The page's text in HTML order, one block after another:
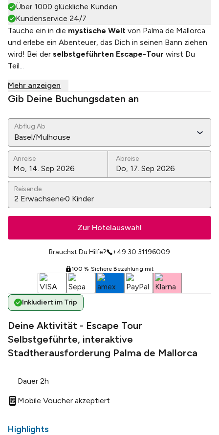
Über 1000 glückliche Kunden
Kundenservice 24/7
Tauche ein in die mystische Welt von Palma de Mallorca
und erlebe ein Abenteuer, das Dich in seinen Bann ziehen
wird! Bei der selbstgeführten Escape-Tour wirst Du
Teil...
Mehr anzeigen
Gib Deine Buchungsdaten an
Abflug Ab
Basel/Mulhouse
Anreise Abreise
Reisende
2 Erwachsene0 Kinder
Zur Hotelauswahl
Brauchst Du Hilfe? +49 30 31196009
100 % Sichere Bezahlung mit
Inkludiert im Trip
Deine Aktivität - Escape Tour
Selbstgeführte, interaktive
Stadtherausforderung Palma de Mallorca
Dauer 2h
Mobile Voucher akzeptiert
Highlights